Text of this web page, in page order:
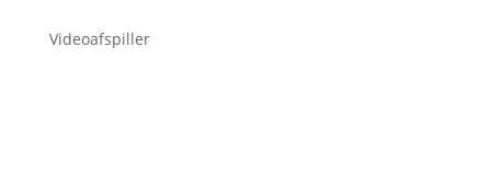
Videoafspiller